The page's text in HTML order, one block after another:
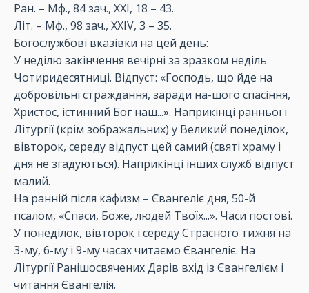
Ран. – Мф., 84 зач., XXI, 18 – 43.
Літ. – Мф., 98 зач., XXIV, 3 – 35.
Богослужбові вказівки на цей день:
У неділю закінчення вечірні за зразком неділь
Чотиридесятниці. Відпуст: «Господь, що йде на
добровільні страждання, заради на-шого спасіння,
Христос, істинний Бог наш...». Наприкінці ранньої і
Літургії (крім зображальних) у Великий понеділок,
вівторок, середу відпуст цей самий (святі храму і
дня не згадуються). Наприкінці інших служб відпуст
малий.
На ранній після кафизм – Євангеліє дня, 50-й
псалом, «Спаси, Боже, людей Твоїх...». Часи постові.
У понеділок, вівторок і середу Страсного тижня на
3-му, 6-му і 9-му часах читаємо Євангеліє. На
Літургії Ранішосвячених Дарів вхід із Євангелієм і
читання Євангелія.